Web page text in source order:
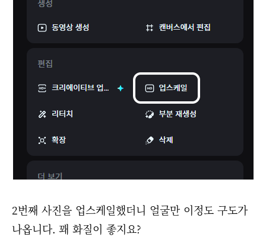
2번째 사진을 업스케일했더니 얼굴만 이정도 구도가
나옵니다. 꽤 화질이 좋지요?